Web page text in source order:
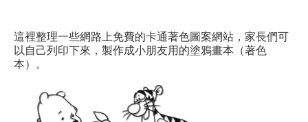
這裡整理一些網路上免費的卡通著色圖案網站，家長們可
以自己列印下來，製作成小朋友用的塗鴉畫本（著色
本）。